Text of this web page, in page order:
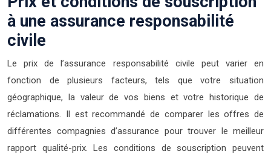
à une assurance responsabilité
civile
Le prix de l’assurance responsabilité civile peut varier en
fonction de plusieurs facteurs, tels que votre situation
géographique, la valeur de vos biens et votre historique de
réclamations. Il est recommandé de comparer les offres de
différentes compagnies d’assurance pour trouver le meilleur
rapport qualité-prix. Les conditions de souscription peuvent